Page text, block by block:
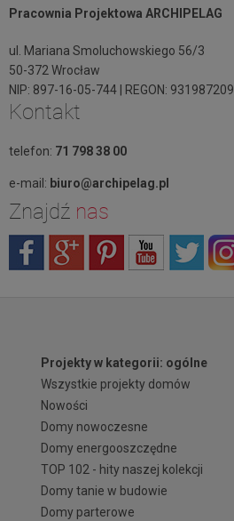
Pracownia Projektowa ARCHIPELAG
ul. Mariana Smoluchowskiego 56/3
50-372 Wrocław
NIP: 897-16-05-744 | REGON: 931987209
Kontakt
telefon: 71 798 38 00
e-mail: biuro@archipelag.pl
Znajdź nas
Projekty w kategorii: ogólne
Wszystkie projekty domów
Nowości
Domy nowoczesne
Domy energooszczędne
TOP 102 - hity naszej kolekcji
Domy tanie w budowie
Domy parterowe